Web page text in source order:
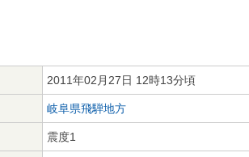
2011年02月27日 12時13分頃
岐阜県飛騨地方
震度1